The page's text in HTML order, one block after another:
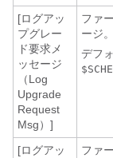
[ログアッ
プグレー
ド要求メ
ッセージ
（Log
Upgrade
Request
Msg）]
ファ
ージ。
デフ
[ログアッ
ファ